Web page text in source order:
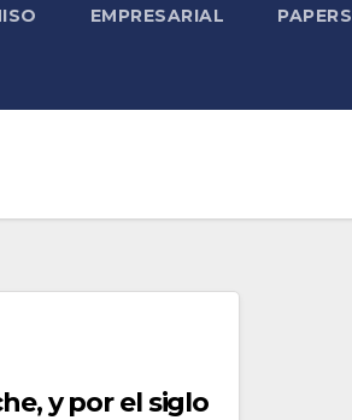
EMPRESARIAL PAPERS
y por el siglo